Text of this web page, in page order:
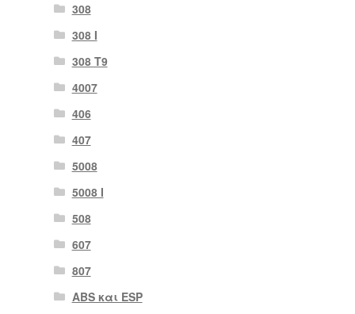
308
308 Ι
308 Τ9
4007
406
407
5008
5008 Ι
508
607
807
ABS και ESP